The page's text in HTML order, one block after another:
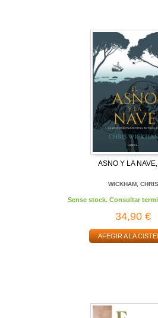
ASNO Y LA
WICKHAM, CHRIS
Sense stock. Consultar
34,90 €
AFEGIR A LA